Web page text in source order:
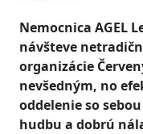
Nemocnica AGEL
návšteve
organizácie
nevšedným, no
oddelenie so
hudbu a dobrú